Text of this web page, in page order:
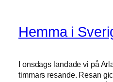
Hemma i
I onsdags landade vi på
timmars resande. Resan